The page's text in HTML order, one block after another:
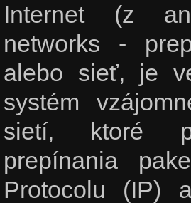
Internet (z
networks -
alebo sieť, je
systém
sietí, ktoré
prepínania
Protocolu (IP)